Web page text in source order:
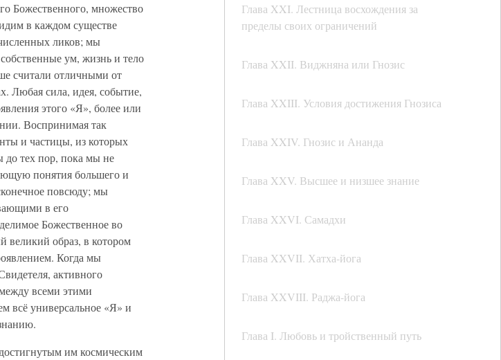
Глава XXI. Лестница восхождения за
пределы своих ограничений
Глава XXII. Виджняна или Гнозис
Глава XXIII. Условия достижения Гнозиса
Глава XXIV. Гнозис и Ананда
Глава XXV. Высшее и низшее знание
Глава XXVI. Самадхи
Глава XXVII. Хатха-йога
Глава XXVIII. Раджа-йога
Глава I. Любовь и тройственный путь
Божественного, множество
в каждом существе
ликов; мы
ум, жизнь и тело
считали отличными от
Любая сила, идея, событие,
этого «Я», более или
Воспринимая так
и частицы, из которых
до тех пор, пока мы не
понятия большего и
повсюду; мы
в его
Божественное во
великий образ, в котором
Когда мы
активного
всеми этими
всё универсальное «Я» и
им космическим